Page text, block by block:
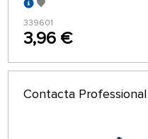
339601
3,96 €
Contacta